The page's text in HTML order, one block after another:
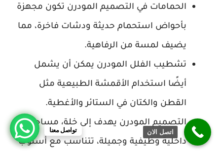
الحمامات في التصميم المودرن تكون مجهزة
بأحواض استحمام حديثة ودشات فاخرة، مما
يضيف لمسة من الرفاهية.
تشطيب الفلل المودرن يمكن أن يشمل
أيضًا استخدام الأقمشة الطبيعية مثل
القطن والكتان في الستائر والأغطية.
التصميم المودرن يهدف إلى خلق مساحات
داخلية وظيفية وجميلة، تتناسب مع أسلوب
تواصل معنا اتصل الان